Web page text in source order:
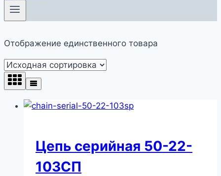
Отображение единственного товара
Цепь серийная 50-22-
103СП